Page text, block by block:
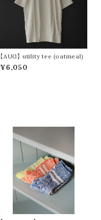
【AUG】 utility tee (oatmeal)
¥6,050